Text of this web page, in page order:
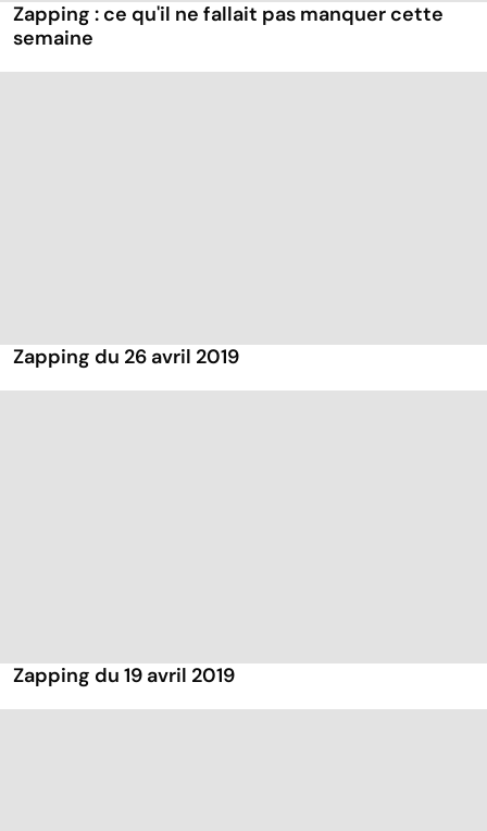
Zapping : ce qu'il ne fallait pas manquer cette
semaine
Zapping du 26 avril 2019
Zapping du 19 avril 2019